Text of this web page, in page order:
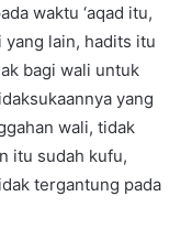
waktu ‘aqad itu,
yang lain, hadits itu
bagi wali untuk
yang
wali, tidak
itu sudah kufu,
tergantung pada